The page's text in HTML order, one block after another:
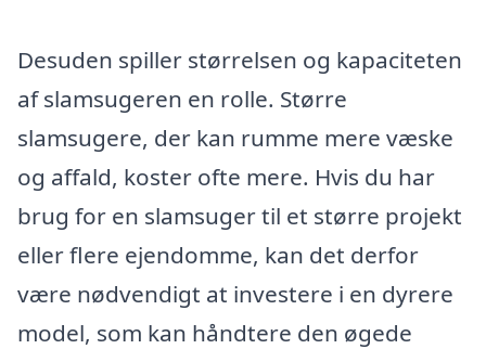
Desuden spiller størrelsen og kapaciteten
af slamsugeren en rolle. Større
slamsugere, der kan rumme mere væske
og affald, koster ofte mere. Hvis du har
brug for en slamsuger til et større projekt
eller flere ejendomme, kan det derfor
være nødvendigt at investere i en dyrere
model, som kan håndtere den øgede